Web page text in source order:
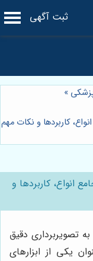
ثبت آگهی
»
کاربردها و نکات مهم
انواع، کاربردها و
تصویربرداری دقیق
یکی از ابزارهای